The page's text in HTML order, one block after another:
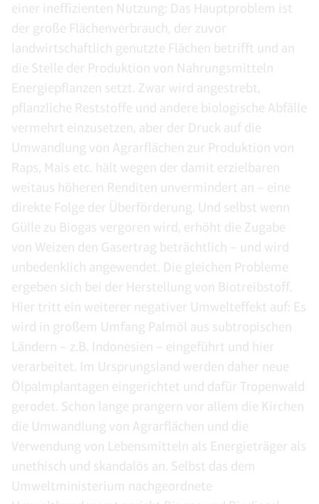
einer ineffizienten Nutzung: Das Hauptproblem ist
der große Flächenverbrauch, der zuvor
landwirtschaftlich genutzte Flächen betrifft und an
die Stelle der Produktion von Nahrungsmitteln
Energiepflanzen setzt. Zwar wird angestrebt,
pflanzliche Reststoffe und andere biologische Abfälle
vermehrt einzusetzen, aber der Druck auf die
Umwandlung von Agrarflächen zur Produktion von
Raps, Mais etc. hält wegen der damit erzielbaren
weitaus höheren Renditen unvermindert an – eine
direkte Folge der Überförderung. Und selbst wenn
Gülle zu Biogas vergoren wird, erhöht die Zugabe
von Weizen den Gasertrag beträchtlich – und wird
unbedenklich angewendet. Die gleichen Probleme
ergeben sich bei der Herstellung von Biotreibstoff.
Hier tritt ein weiterer negativer Umwelteffekt auf: Es
wird in großem Umfang Palmöl aus subtropischen
Ländern – z.B. Indonesien – eingeführt und hier
verarbeitet. Im Ursprungsland werden daher neue
Ölpalmplantagen eingerichtet und dafür Tropenwald
gerodet. Schon lange prangern vor allem die Kirchen
die Umwandlung von Agrarflächen und die
Verwendung von Lebensmitteln als Energieträger als
unethisch und skandalös an. Selbst das dem
Umweltministerium nachgeordnete